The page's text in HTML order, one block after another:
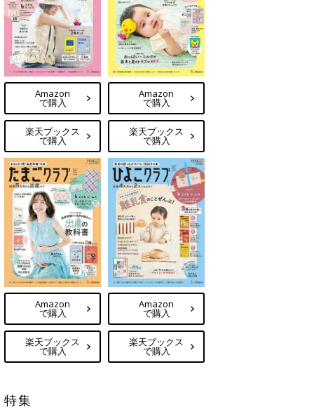
Amazon
で購入
楽天ブックス
で購入
Amazon
で購入
楽天ブックス
で購入
Amazon
で購入
楽天ブックス
で購入
Amazon
で購入
楽天ブックス
で購入
特集